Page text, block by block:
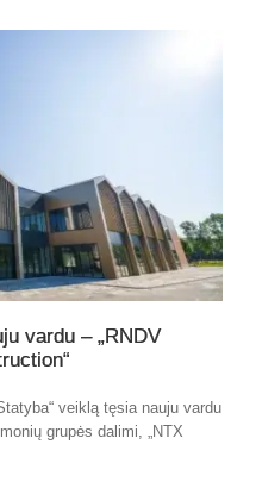
vardu – „RNDV
veiklą tęsia nauju vardu
grupės dalimi, „NTX